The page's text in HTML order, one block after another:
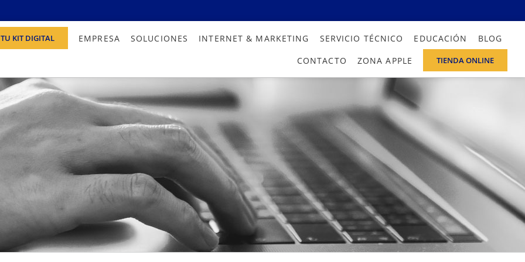
KIT DIGITAL EMPRESA SOLUCIONES INTERNET & MARKETING SERVICIO TÉCNICO EDUCACIÓN
BLOG
CONTACTO
ZONA APPLE TIENDA ONLINE